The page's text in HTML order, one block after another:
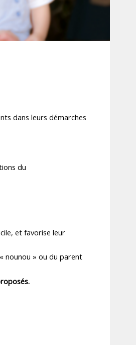
dans leurs démarches
du
et favorise leur
nounou » ou du parent